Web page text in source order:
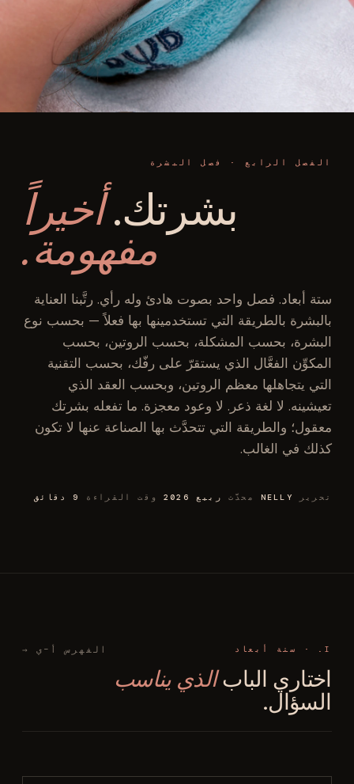
الفصل الرابع · فصل البشرة
بشرتك.أخيراً
مفهومة.
ستة أبعاد. فصل واحد بصوت هادئ وله رأي. رتَّبنا العناية
بالبشرة بالطريقة التي تستخدمينها بها فعلاً — بحسب نوع
البشرة، بحسب المشكلة، بحسب الروتين، بحسب
المكوِّن الفعَّال الذي يستقرّ على رفّك، بحسب التقنية
التي يتجاهلها معظم الروتين، وبحسب العقد الذي
تعيشينه. لا لغة ذعر. لا وعود معجزة. ما تفعله بشرتك
معقول؛ والطريقة التي تتحدَّث بها الصناعة عنها لا تكون
كذلك في الغالب.
تحرير NELLY محدَّث ربيع 2026 وقت القراءة 9 دقائق
I. · ستة أبعاد
اختاري البابالذي يناسب
السؤال.
الفهرس أ–ي →